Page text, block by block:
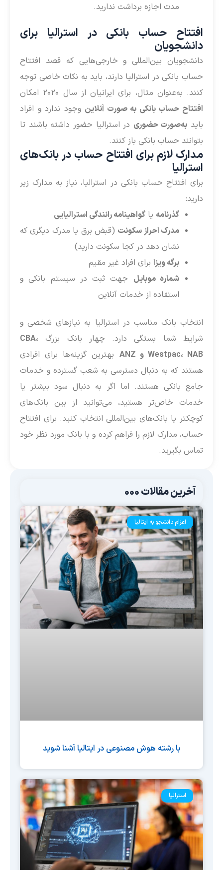
مدت اجازه برداشت ندارید.
افتتاح حساب بانکی در استرالیا برای
دانشجویان
دانشجویان بین‌المللی و خارجی‌هایی که قصد افتتاح
حساب بانکی در استرالیا دارند، باید به نکات خاصی توجه
کنند. به‌عنوان مثال، برای ایرانیان از سال ۲۰۲۰ امکان
افتتاح حساب بانکی به صورت آنلاین وجود ندارد و افراد
باید به‌صورت حضوری در استرالیا حضور داشته باشند تا
بتوانند حساب بانکی باز کنند.
مدارک لازم برای افتتاح حساب در بانک‌های
استرالیا
برای افتتاح حساب بانکی در استرالیا، نیاز به مدارک زیر
دارید:
گذرنامه یا گواهینامه رانندگی استرالیایی
مدرک احراز سکونت (قبض برق یا مدرک دیگری که
نشان دهد در کجا سکونت دارید)
برگه ویزا برای افراد غیر مقیم
شماره موبایل جهت ثبت در سیستم بانکی و
استفاده از خدمات آنلاین
انتخاب بانک مناسب در استرالیا به نیازهای شخصی و
شرایط شما بستگی دارد. چهار بانک بزرگ CBA،
Westpac، NAB و ANZ
بهترین گزینه‌ها برای افرادی
هستند که به دنبال دسترسی به شعب گسترده و خدمات
جامع بانکی هستند. اما اگر به دنبال سود بیشتر یا
خدمات خاص‌تر هستید، می‌توانید از بین بانک‌های
کوچکتر یا بانک‌های بین‌المللی انتخاب کنید. برای افتتاح
حساب، مدارک لازم را فراهم کرده و با بانک مورد نظر خود
تماس بگیرید.
آخرین مقالات 000
اعزام دانشجو به ایتالیا
با رشته هوش مصنوعی در ایتالیا آشنا شوید
استرالیا